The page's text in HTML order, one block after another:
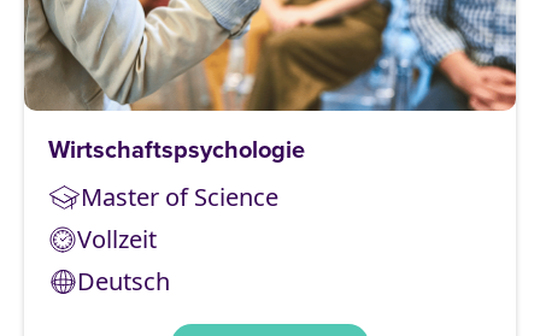
Wirtschaftspsychologie
Master of Science
Vollzeit
Deutsch